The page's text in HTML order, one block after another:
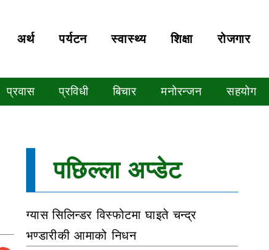
अर्थ पर्यटन स्वास्थ्य शिक्षा रोजगार
प्रवास प्रविधी बिचार मनोरन्जन सहयोग
पछिल्ला अप्डेट
ग्यास सिलिन्डर विस्फोटमा घाइते चन्द्र
भण्डारीकी आमाको निधन